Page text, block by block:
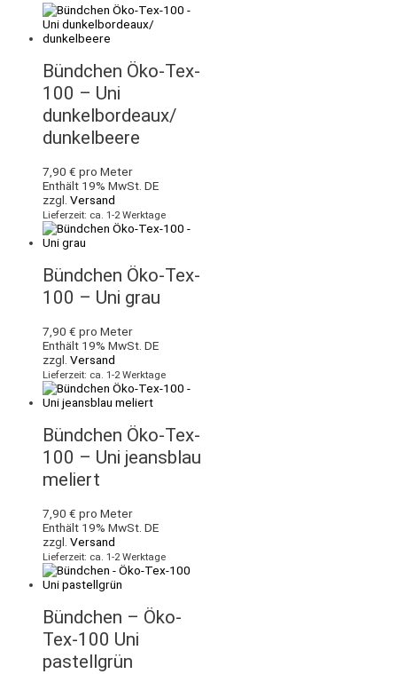
Bündchen Öko-Tex-
100 – Uni
dunkelbordeaux/
dunkelbeere
7,90 € pro Meter
Enthält 19% MwSt. DE
zzgl. Versand
Lieferzeit: ca. 1-2 Werktage
Bündchen Öko-Tex-
100 – Uni grau
7,90 € pro Meter
Enthält 19% MwSt. DE
zzgl. Versand
Lieferzeit: ca. 1-2 Werktage
Bündchen Öko-Tex-
100 – Uni jeansblau
meliert
7,90 € pro Meter
Enthält 19% MwSt. DE
zzgl. Versand
Lieferzeit: ca. 1-2 Werktage
Bündchen – Öko-
Tex-100 Uni
pastellgrün